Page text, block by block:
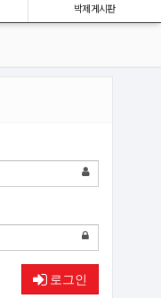
박제게시판
로그인